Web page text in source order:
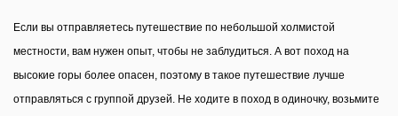
Если вы отправляетесь путешествие по небольшой холмистой
местности, вам нужен опыт, чтобы не заблудиться. А вот поход на
высокие горы более опасен, поэтому в такое путешествие лучше
отправляться с группой друзей. Не ходите в поход в одиночку, возьмите